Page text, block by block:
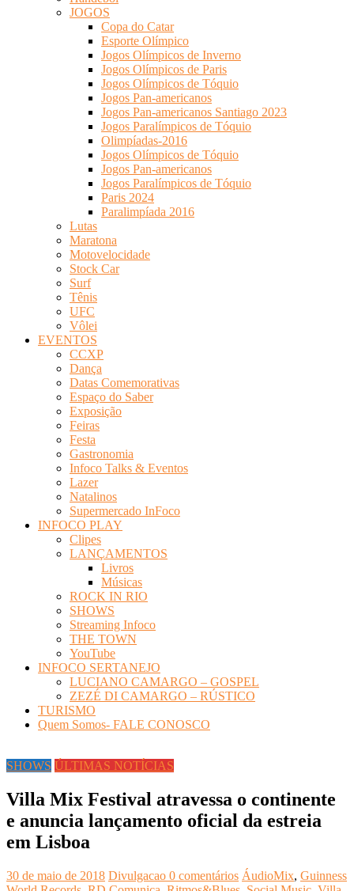
JOGOS
Copa do Catar
Esporte Olímpico
Jogos Olímpicos de Inverno
Jogos Olímpicos de Paris
Jogos Olímpicos de Tóquio
Jogos Pan-americanos
Jogos Pan-americanos Santiago 2023
Jogos Paralímpicos de Tóquio
Olimpíadas-2016
Jogos Olímpicos de Tóquio
Jogos Pan-americanos
Jogos Paralímpicos de Tóquio
Paris 2024
Paralimpíada 2016
Lutas
Maratona
Motovelocidade
Stock Car
Surf
Tênis
UFC
Vôlei
EVENTOS
CCXP
Dança
Datas Comemorativas
Espaço do Saber
Exposição
Feiras
Festa
Gastronomia
Infoco Talks & Eventos
Lazer
Natalinos
Supermercado InFoco
INFOCO PLAY
Clipes
LANÇAMENTOS
Livros
Músicas
ROCK IN RIO
SHOWS
Streaming Infoco
THE TOWN
YouTube
INFOCO SERTANEJO
LUCIANO CAMARGO – GOSPEL
ZEZÉ DI CAMARGO – RÚSTICO
TURISMO
Quem Somos- FALE CONOSCO
SHOWS ÚLTIMAS NOTÍCIAS
Villa Mix Festival atravessa o continente
e anuncia lançamento oficial da estreia
em Lisboa
30 de maio de 2018 Divulgacao 0 comentários ÁudioMix, Guinness